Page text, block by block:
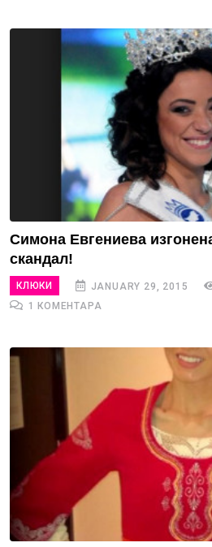
Симона Евгениева
скандал!
КЛЮКИ JANUARY 29, 2015
1 КОМЕНТАРА